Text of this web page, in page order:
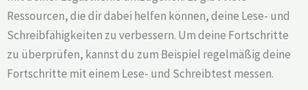
Ressourcen, die dir dabei helfen können, deine Lese- und
Schreibfähigkeiten zu verbessern. Um deine Fortschritte
zu überprüfen, kannst du zum Beispiel regelmäßig deine
Fortschritte mit einem Lese- und Schreibtest messen.